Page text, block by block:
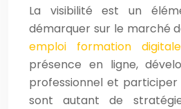
La visibilité est un
démarquer sur le marché
emploi formation
présence en ligne,
professionnel et
sont autant de